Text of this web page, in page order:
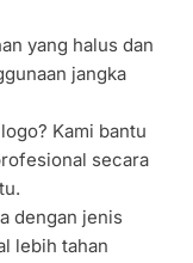
yang halus dan
jangka
Kami bantu
secara
dengan jenis
lebih tahan